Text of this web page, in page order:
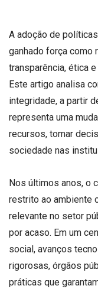
A adoção de
ganhado força como
transparência, ética
Este artigo analisa
integridade, a partir
representa uma
recursos, tomar
sociedade nas
Nos últimos anos, o
restrito ao ambiente
relevante no setor
por acaso. Em um
social, avanços
rigorosas, órgãos
práticas que